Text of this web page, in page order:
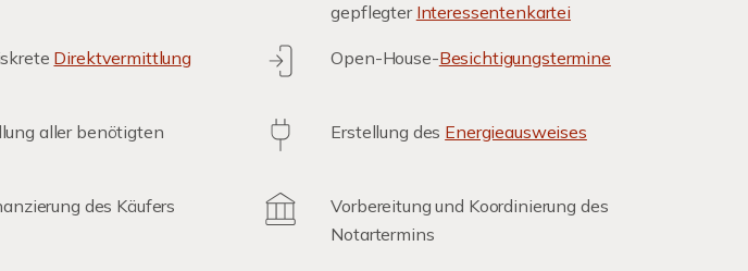
gepflegter Interessentenkartei
Direktvermittlung Open-House-Besichtigungstermine
aller benötigten
Erstellung des Energieausweises
des Käufers
Vorbereitung und Koordinierung des
Notartermins